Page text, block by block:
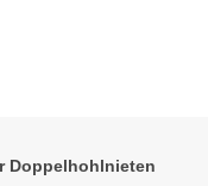
Doppelhohlnieten